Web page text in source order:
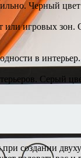
Черный
игровых
в
Серый